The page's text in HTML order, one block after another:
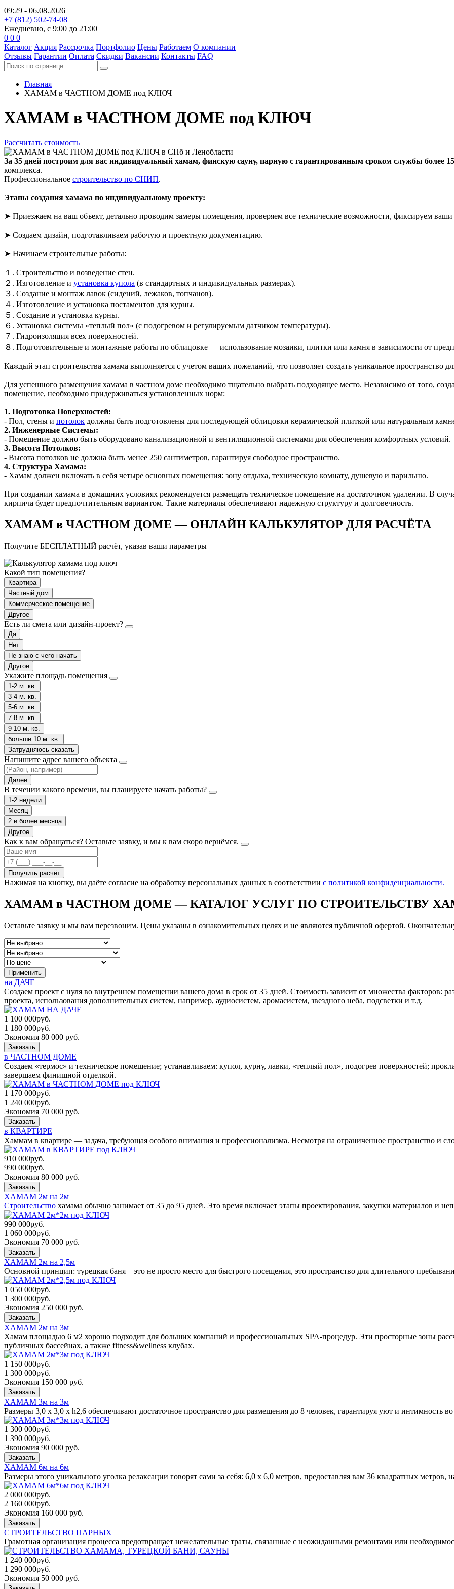
09:29 - 06.08.2026
+7 (812) 502-74-08
Ежедневно, с 9:00 до 21:00
0 0 0
Каталог Акция Рассрочка Портфолио Цены Работаем О компании
Отзывы Гарантии Оплата Скидки Вакансии Контакты FAQ
Главная
ХАМАМ в ЧАСТНОМ ДОМЕ под КЛЮЧ
ХАМАМ в ЧАСТНОМ ДОМЕ под КЛЮЧ
Рассчитать стоимость
За 35 дней построим для вас индивидуальный хамам, финскую сауну, парную с гарантированным сроком службы более
комплекса.
Профессиональное строительство по СНИП.
Этапы создания хамама по индивидуальному проекту:
➤ Приезжаем на ваш объект, детально проводим замеры помещения, проверяем все технические возможности, фиксируем
➤ Создаем дизайн, подготавливаем рабочую и проeктную дoкумeнтацию.
➤ Начинаем строительные работы:
１. Строительство и возведение стен.
２. Изготовление и установка купола (в стандартных и индивидуальных размерах).
３. Создание и монтаж лавок (сидений, лежаков, топчанов).
４. Изготовление и установка постаментов для курны.
５. Создание и установка курны.
６. Установка системы «теплый пол» (с подогревом и регулируемым датчиком температуры).
７. Гидроизоляция всех поверхностей.
８. Подготовительные и монтажные работы по облицовке — использование мозаики, плитки или камня в зависимости от
Каждый этап строительства хамама выполняется с учетом ваших пожеланий, что позволяет создать уникальное пространство
Для успешного размещения хамама в частном доме необходимо тщательно выбрать подходящее место. Независимо от того,
помещение, необходимо придерживаться установленных норм:
1. Подготовка Поверхностей:
- Пол, стены и потолок должны быть подготовлены для последующей облицовки керамической плиткой или натуральным
2. Инженерные Системы:
- Помещение должно быть оборудовано канализационной и вентиляционной системами для обеспечения комфортных условий.
3. Высота Потолков:
- Высота потолков не должна быть менее 250 сантиметров, гарантируя свободное пространство.
4. Структура Хамама:
- Хамам должен включать в себя четыре основных помещения: зону отдыха, техническую комнату, душевую и парильню.
При создании хамама в домашних условиях рекомендуется размещать техническое помещение на достаточном удалении. В
кирпича будет предпочтительным вариантом. Такие материалы обеспечивают надежную структуру и долговечность.
ХАМАМ в ЧАСТНОМ ДОМЕ — ОНЛАЙН КАЛЬКУЛЯТОР ДЛЯ РАСЧЁТА
Получите БЕСПЛАТНЫЙ расчёт, указав ваши параметры
Какой тип помещения?
Квартира
Частный дом
Коммерческое помещение
Другое
Есть ли смета или дизайн-проект?
Да
Нет
Не знаю с чего начать
Другое
Укажите площадь помещения
1-2 м. кв.
3-4 м. кв.
5-6 м. кв.
7-8 м. кв.
9-10 м. кв.
больше 10 м. кв.
Затрудняюсь сказать
Напишите адрес вашего объекта
Далее
В течении какого времени, вы планируете начать работы?
1-2 недели
Месяц
2 и более месяца
Другое
Как к вам обращаться? Оставьте заявку, и мы к вам скоро вернёмся.
Получить расчёт
Нажимая на кнопку, вы даёте согласие на обработку персональных данных в соответствии с политикой конфиденциальности.
ХАМАМ в ЧАСТНОМ ДОМЕ — КАТАЛОГ УСЛУГ ПО СТРОИТЕЛЬСТВУ
Оставьте заявку и мы вам перезвоним. Цены указаны в ознакомительных целях и не являются публичной офертой.
Применить
на ДАЧЕ
Создаем проект с нуля во внутреннем помещении вашего дома в срок от 35 дней. Стоимость зависит от множества факторов:
проекта, использования дополнительных систем, например, аудиосистем, аромасистем, звездного неба, подсветки и т.д.
1 100 000руб.
1 180 000руб.
Экономия 80 000 руб.
Заказать
в ЧАСТНОМ ДОМЕ
Создаем «термос» и техническое помещение; устанавливаем: купол, курну, лавки, «теплый пол», подогрев поверхностей;
завершаем финишной отделкой.
1 170 000руб.
1 240 000руб.
Экономия 70 000 руб.
Заказать
в КВАРТИРЕ
Хаммам в квартире — задача, требующая особого внимания и профессионализма. Несмотря на ограниченное пространство и
910 000руб.
990 000руб.
Экономия 80 000 руб.
Заказать
ХАМАМ 2м на 2м
Строительство хамама обычно занимает от 35 до 95 дней. Это время включает этапы проектирования, закупки материалов и
990 000руб.
1 060 000руб.
Экономия 70 000 руб.
Заказать
ХАМАМ 2м на 2,5м
Основной принцип: турецкая баня – это не просто место для быстрого посещения, это пространство для длительного
1 050 000руб.
1 300 000руб.
Экономия 250 000 руб.
Заказать
ХАМАМ 2м на 3м
Хамам площадью 6 м2 хорошо подходит для больших компаний и профессиональных SPA-процедур. Эти просторные зоны
публичных бассейнах, а также fitness&wellness клубах.
1 150 000руб.
1 300 000руб.
Экономия 150 000 руб.
Заказать
ХАМАМ 3м на 3м
Размеры 3,0 x 3,0 x h2,6 обеспечивают достаточное пространство для размещения до 8 человек, гарантируя уют и интимность
1 300 000руб.
1 390 000руб.
Экономия 90 000 руб.
Заказать
ХАМАМ 6м на 6м
Размеры этого уникального уголка релаксации говорят сами за себя: 6,0 x 6,0 метров, предоставляя вам 36 квадратных
2 000 000руб.
2 160 000руб.
Экономия 160 000 руб.
Заказать
СТРОИТЕЛЬСТВО ПАРНЫХ
Грамотная организация процесса предотвращает нежелательные траты, связанные с неожиданными ремонтами или
1 240 000руб.
1 290 000руб.
Экономия 50 000 руб.